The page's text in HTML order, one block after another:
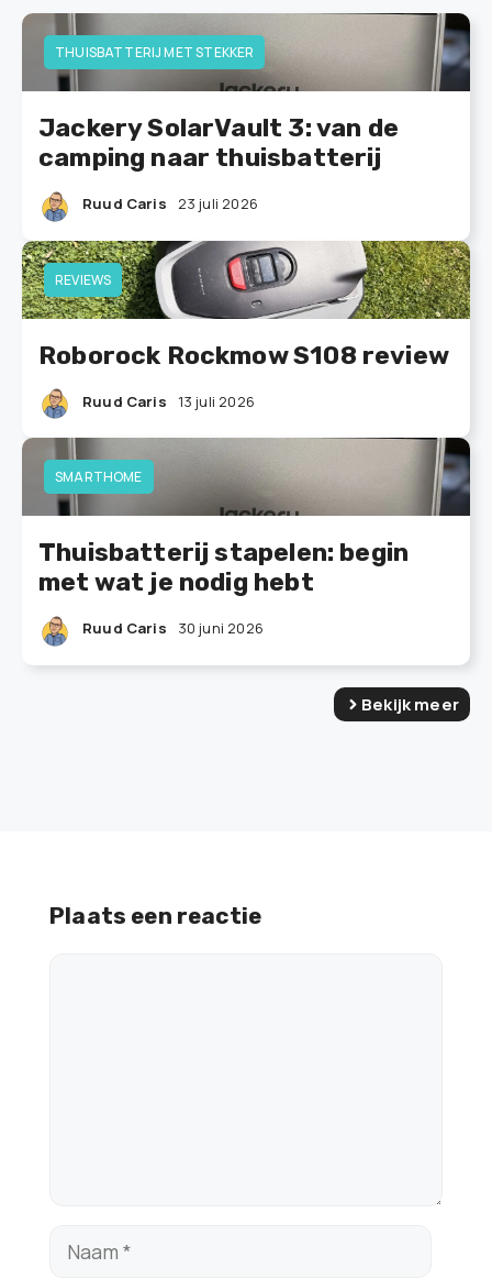
THUISBATTERIJ MET STEKKER
Jackery SolarVault 3: van de
camping naar thuisbatterij
Ruud Caris 23 juli 2026
REVIEWS
Roborock Rockmow S108 review
Ruud Caris 13 juli 2026
SMARTHOME
Thuisbatterij stapelen: begin
met wat je nodig hebt
Ruud Caris 30 juni 2026
Bekijk meer
Plaats een reactie